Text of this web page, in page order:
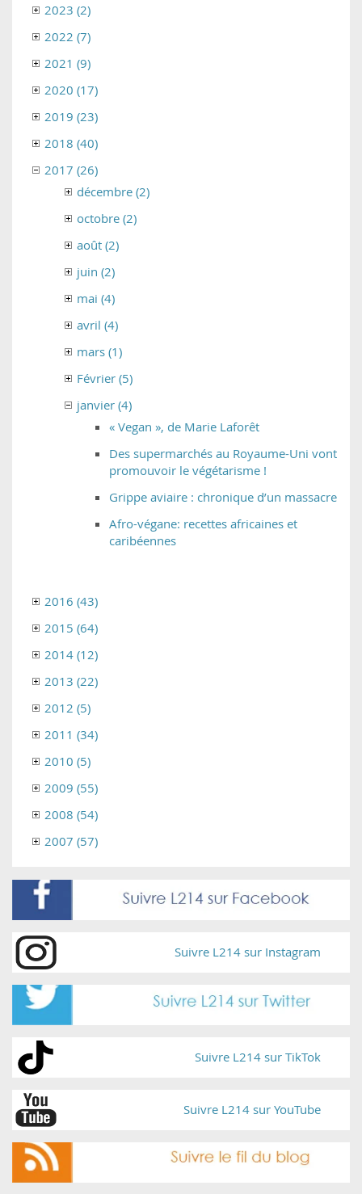
2023 (2)
2022 (7)
2021 (9)
2020 (17)
2019 (23)
2018 (40)
2017 (26)
décembre (2)
octobre (2)
août (2)
juin (2)
mai (4)
avril (4)
mars (1)
Février (5)
janvier (4)
« Vegan », de Marie Laforêt
Des supermarchés au Royaume-Uni vont
promouvoir le végétarisme !
Grippe aviaire : chronique d’un massacre
Afro-végane: recettes africaines et
caribéennes
2016 (43)
2015 (64)
2014 (12)
2013 (22)
2012 (5)
2011 (34)
2010 (5)
2009 (55)
2008 (54)
2007 (57)
Suivre L214 sur Instagram
Suivre L214 sur TikTok
Suivre L214 sur YouTube